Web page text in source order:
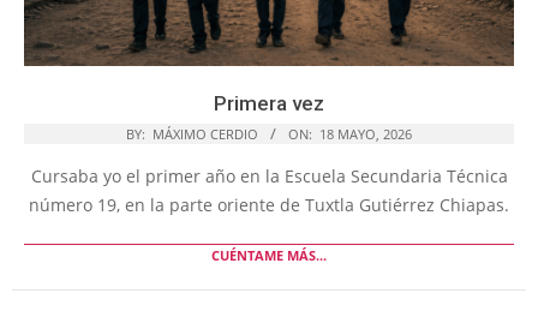
Primera vez
BY: MÁXIMO CERDIO ON: 18 MAYO, 2026
Cursaba yo el primer año en la Escuela Secundaria Técnica
número 19, en la parte oriente de Tuxtla Gutiérrez Chiapas.
CUÉNTAME MÁS...